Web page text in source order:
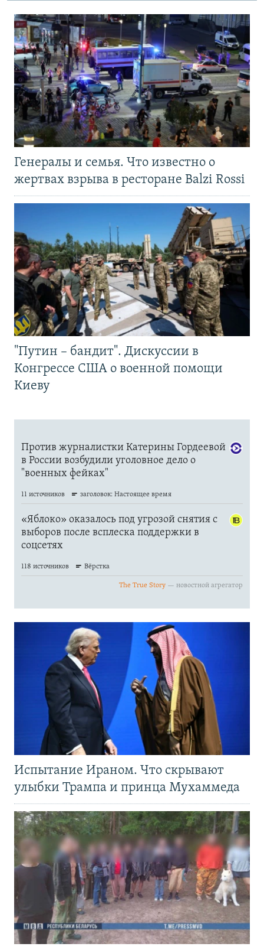
Генералы и семья. Что известно о
жертвах взрыва в ресторане Balzi Rossi
"Путин – бандит". Дискуссии в
Конгрессе США о военной помощи
Киеву
Испытание Ираном. Что скрывают
улыбки Трампа и принца Мухаммеда